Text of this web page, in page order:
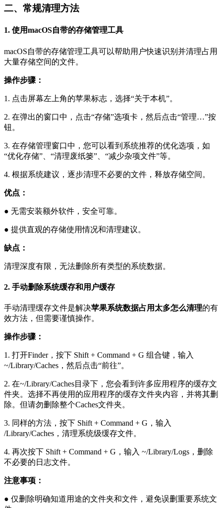
二、常规清理方法
1. 使用macOS自带的存储管理工具
macOS自带的存储管理工具可以帮助用户快速识别并清理占用
大量存储空间的文件。
操作步骤：
1. 点击屏幕左上角的苹果标志，选择“关于本机”。
2. 在弹出的窗口中，点击“存储”选项卡，然后点击“管理…”按
钮。
3. 在存储管理窗口中，您可以看到系统推荐的优化选项，如
“优化存储”、“清理废纸篓”、“减少杂项文件”等。
4. 根据系统建议，逐步清理不必要的文件，释放存储空间。
优点：
● 无需安装额外软件，安全可靠。
● 提供直观的存储使用情况和清理建议。
缺点：
清理深度有限，无法删除所有类型的系统数据。
2. 手动删除系统缓存和用户缓存
手动清理缓存文件是解决苹果系统数据占用太多怎么清理的有
效方法，但需要谨慎操作。
操作步骤：
1. 打开Finder，按下 Shift + Command + G 组合键，输入
~/Library/Caches ，然后点击“前往”。
2. 在~/Library/Caches目录下，您会看到许多应用程序的缓存文
件夹。选择不再使用的应用程序的缓存文件夹内容，并将其删
除。但请勿删除整个Caches文件夹。
3. 同样的方法，按下 Shift + Command + G ，输入
/Library/Caches ，清理系统级缓存文件。
4. 再次按下 Shift + Command + G ，输入 ~/Library/Logs ，删除
不必要的日志文件。
注意事项：
● 仅删除明确知道用途的文件夹和文件，避免误删重要系统文